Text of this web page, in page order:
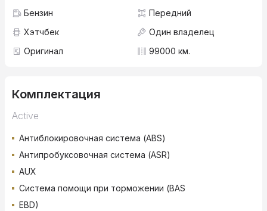
Бензин
Передний
Хэтчбек
Один владелец
Оригинал
99000 км.
Комплектация
Active
Антиблокировочная система (ABS)
Антипробуксовочная система (ASR)
AUX
Система помощи при торможении (BAS
EBD)